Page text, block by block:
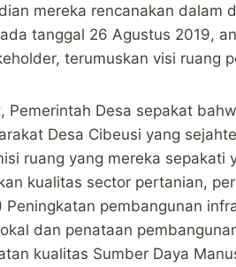
mereka rencanakan dalam
tanggal 26 Agustus 2019,
terumuskan visi ruang
Pemerintah Desa sepakat
Desa Cibeusi yang
ruang yang mereka sepakati
kualitas sector pertanian,
pembangunan
dan penataan
kualitas Sumber Daya